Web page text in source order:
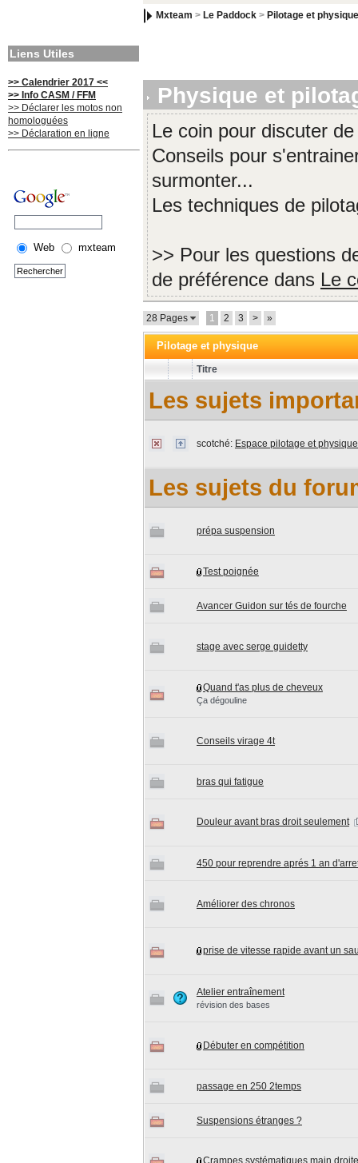
Liens Utiles
>> Calendrier 2017 <<
>> Info CASM / FFM
>> Déclarer les motos non
homologuées
>> Déclaration en ligne
Web mxteam
Mxteam > Le Paddock> Pilotage et physique
Physique et
Le coin pour discuter
Conseils pour
surmonter...
Les techniques de
>> Pour les questions
de préférence dans Le
28 Pages 1 2 3 > »
Pilotage et physique
Titre
Les sujets
scotché: Espace pilotage et
Les sujets du
prépa suspension
Test poignée
Avancer Guidon sur tés de fourche
stage avec serge guidetty
Quand t'as plus de cheveux
Ça dégouline
Conseils virage 4t
bras qui fatigue
Douleur avant bras droit seulement
450 pour reprendre aprés 1 an
Améliorer des chronos
prise de vitesse rapide avant un
Atelier entraînement
révision des bases
Débuter en compétition
passage en 250 2temps
Suspensions étranges ?
Crampes systématiques main droite